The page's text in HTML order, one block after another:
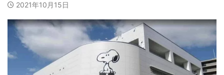
2021年10月15日